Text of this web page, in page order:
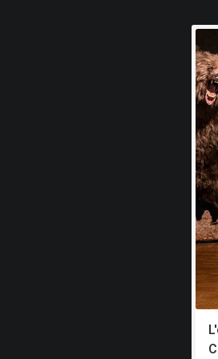
Perko G. A., La fauna diluviale della